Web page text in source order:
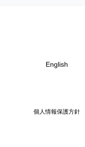
English
個人情報保護方針